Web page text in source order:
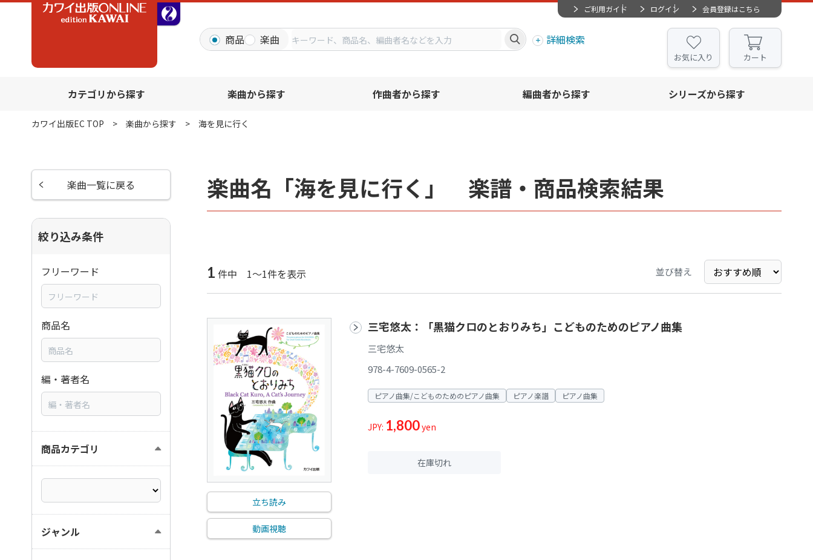
ご利用ガイド ログイン 会員登録はこちら
商品 楽曲 詳細検索
お気に入り カート
カテゴリから探す 楽曲から探す 作曲者から探す 編曲者から探す シリーズから探す
カワイ出版EC TOP 楽曲から探す 海を見に行く
楽曲名「海を見に行く」 楽譜・商品検索結果
1 件中 1～1件を表示 並び替え
立ち読み
動画視聴
三宅悠太：「黒猫クロのとおりみち」こどものためのピアノ曲集
三宅悠太
978-4-7609-0565-2
ピアノ曲集/こどものためのピアノ曲集 ピアノ楽譜 ピアノ曲集
JPY: 1,800yen
在庫切れ
楽曲一覧に戻る
絞り込み条件
フリーワード
商品名
編・著者名
商品カテゴリ
ジャンル